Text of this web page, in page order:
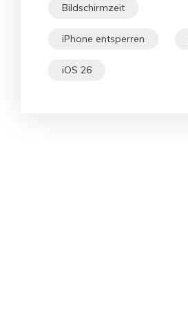
Bildschirmzeit
iPhone entsperren
iOS 26